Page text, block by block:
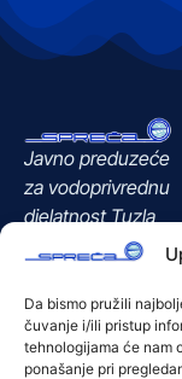
Da bismo pružili
čuvanje i/ili pristup
tehnologijama će nam
ponašanje pri
Javno preduzeće
za vodoprivrednu
djelatnost Tuzla